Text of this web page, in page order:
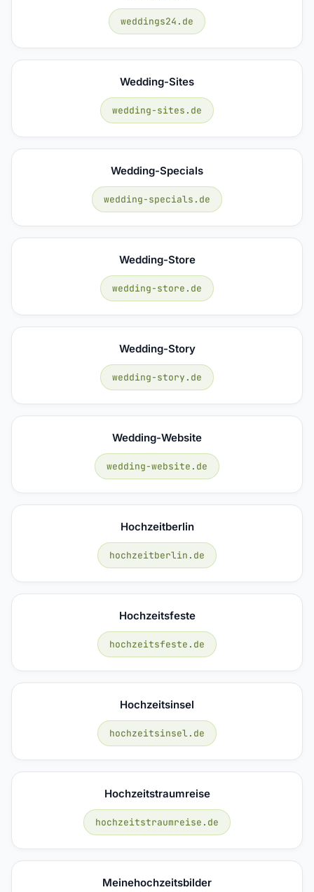
weddings24.de
Wedding-Sites
wedding-sites.de
Wedding-Specials
wedding-specials.de
Wedding-Store
wedding-store.de
Wedding-Story
wedding-story.de
Wedding-Website
wedding-website.de
Hochzeitberlin
hochzeitberlin.de
Hochzeitsfeste
hochzeitsfeste.de
Hochzeitsinsel
hochzeitsinsel.de
Hochzeitstraumreise
hochzeitstraumreise.de
Meinehochzeitsbilder